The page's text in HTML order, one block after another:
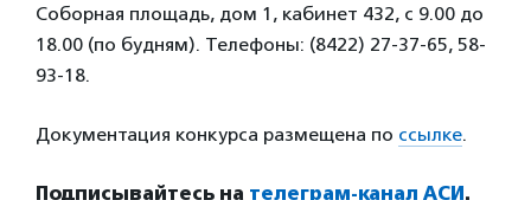
Соборная площадь, дом 1, кабинет 432, с 9.00 до
18.00 (по будням). Телефоны: (8422) 27-37-65, 58-
93-18.
Документация конкурса размещена по ссылке.
Подписывайтесь на телеграм-канал АСИ.